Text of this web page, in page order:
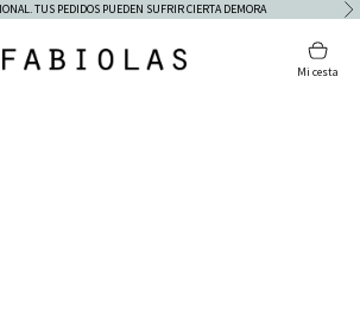
TUS PEDIDOS PUEDEN SUFRIR CIERTA DEMORA
Fabiolas Mi cesta